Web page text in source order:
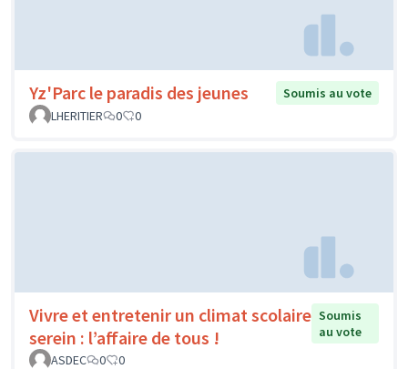
Yz'Parc le paradis des jeunes
Soumis au vote
LHERITIER
0 0
Vivre et entretenir un climat scolaire
serein : l’affaire de tous !
Soumis
au vote
ASDEC
0 0